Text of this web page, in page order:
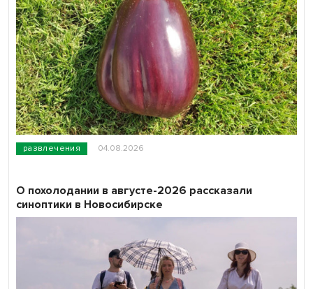
развлечения 04.08.2026
О похолодании в августе-2026 рассказали
синоптики в Новосибирске